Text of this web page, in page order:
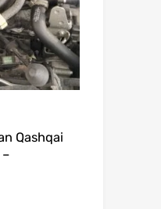
Qashqai
–